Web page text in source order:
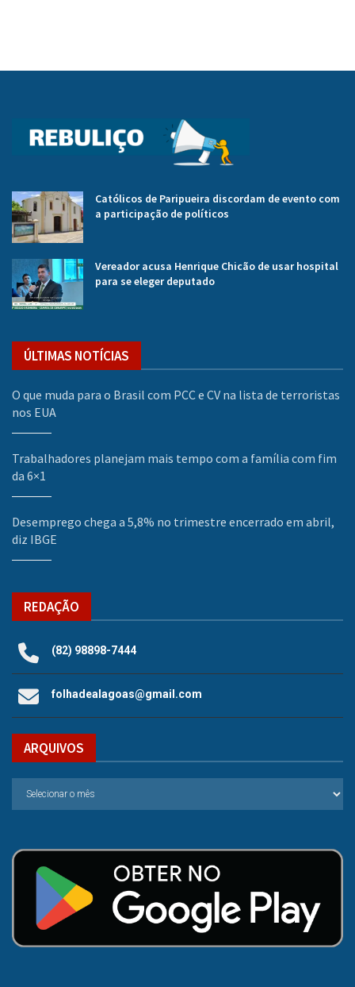
Católicos de Paripueira discordam de evento com
a participação de políticos
Vereador acusa Henrique Chicão de usar hospital
para se eleger deputado
ÚLTIMAS NOTÍCIAS
O que muda para o Brasil com PCC e CV na lista de terroristas
nos EUA
Trabalhadores planejam mais tempo com a família com fim
da 6×1
Desemprego chega a 5,8% no trimestre encerrado em abril,
diz IBGE
REDAÇÃO
(82) 98898-7444
folhadealagoas@gmail.com
ARQUIVOS